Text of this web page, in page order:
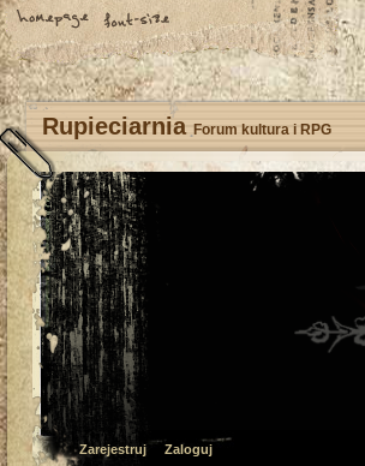
Rupieciarnia Forum kultura i RPG
Zarejestruj Zaloguj